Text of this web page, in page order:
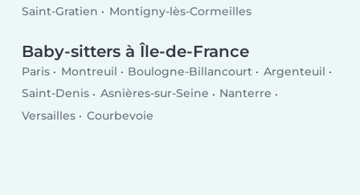
Saint-Gratien
Montigny-lès-Cormeilles
Baby-sitters à Île-de-France
Paris Montreuil Boulogne-Billancourt
Argenteuil
Saint-Denis
Asnières-sur-Seine
Nanterre
Versailles
Courbevoie